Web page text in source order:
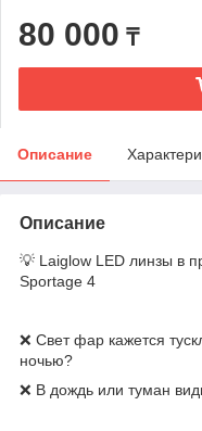
80 000 ₸
Описание
Описание
💡 Laiglow LED линзы в
Sportage 4
❌ Свет фар кажется
ночью?
❌ В дождь или туман